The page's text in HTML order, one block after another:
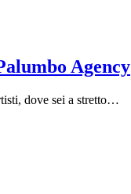
Agency
dove sei a stretto…